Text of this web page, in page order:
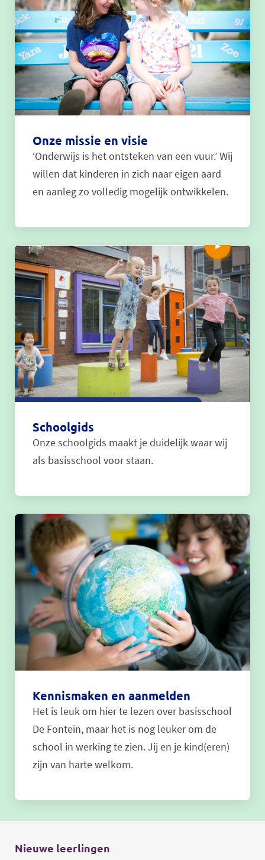
Onze missie en visie
‘Onderwijs is het ontsteken van een vuur.’ Wij
willen dat kinderen in zich naar eigen aard
en aanleg zo volledig mogelijk ontwikkelen.
Schoolgids
Onze schoolgids maakt je duidelijk waar wij
als basisschool voor staan.
Kennismaken en aanmelden
Het is leuk om hier te lezen over basisschool
De Fontein, maar het is nog leuker om de
school in werking te zien. Jij en je kind(eren)
zijn van harte welkom.
Nieuwe leerlingen